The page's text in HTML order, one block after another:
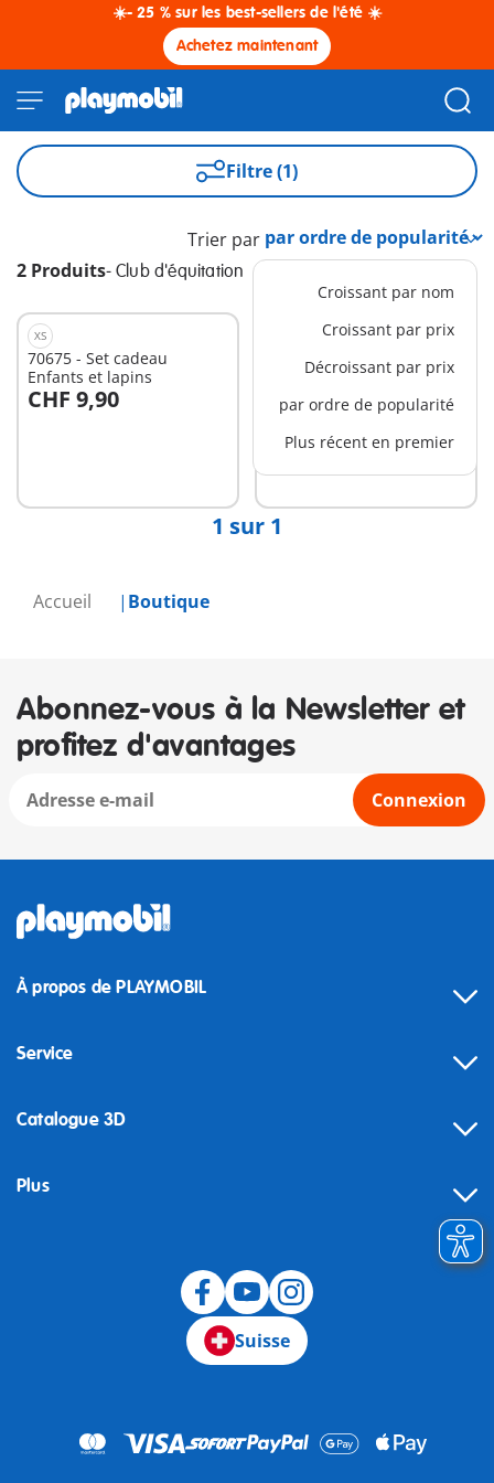
☀️- 25 % sur les best-sellers de l'été ☀️
Achetez maintenant
Accueil Boutique
Filtre (1)
2 Produits- Club d'équitation
Trier par
Croissant par nom
Croissant par prix
Décroissant par prix
par ordre de popularité
Plus récent en premier
XS
70675 - Set cadeau
Enfants et lapins
CHF 9,90
Au panier
EXCLUSIVITÉ XS
6473 - Clôture pour Poney
CHF 11,90
Non
disponible
1 sur 1
Abonnez-vous à la Newsletter et
profitez d'avantages
Connexion
À propos de PLAYMOBIL
Service
Catalogue 3D
Plus
Suisse